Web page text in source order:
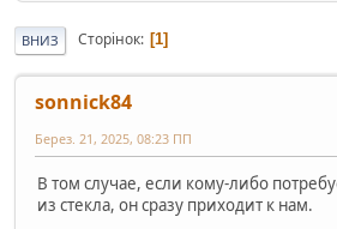
ВНИЗ Сторінок 1
sonnick84
Берез. 21, 2025, 08:23 ПП
В том случае, если кому-либо
из стекла, он сразу приходит к нам.